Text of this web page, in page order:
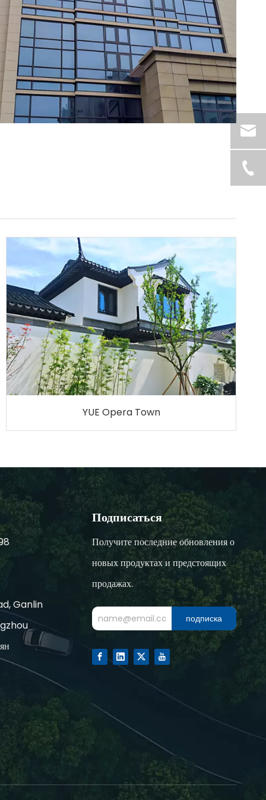
YUE Opera Town
Ganlin
Подписаться
Получите последние обновления о
новых продуктах и предстоящих
продажах.
подписка